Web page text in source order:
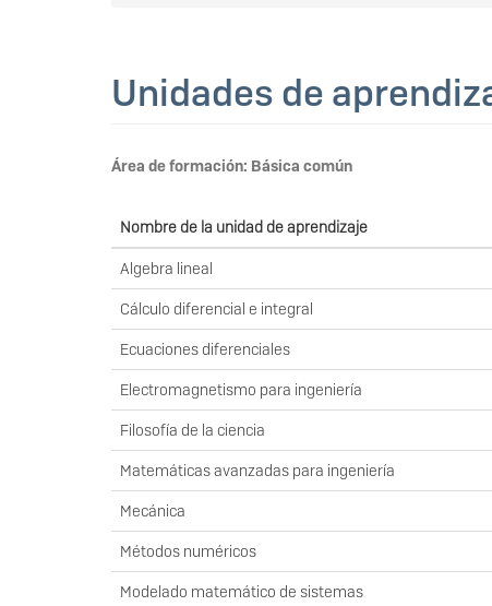
Unidades de
Área de formación: Básica común
Nombre de la unidad de aprendizaje
Algebra lineal
Cálculo diferencial e integral
Ecuaciones diferenciales
Electromagnetismo para ingeniería
Filosofía de la ciencia
Matemáticas avanzadas para ingeniería
Mecánica
Métodos numéricos
Modelado matemático de sistemas